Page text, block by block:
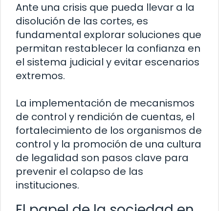
Ante una crisis que pueda llevar a la
disolución de las cortes, es
fundamental explorar soluciones que
permitan restablecer la confianza en
el sistema judicial y evitar escenarios
extremos.
La implementación de mecanismos
de control y rendición de cuentas, el
fortalecimiento de los organismos de
control y la promoción de una cultura
de legalidad son pasos clave para
prevenir el colapso de las
instituciones.